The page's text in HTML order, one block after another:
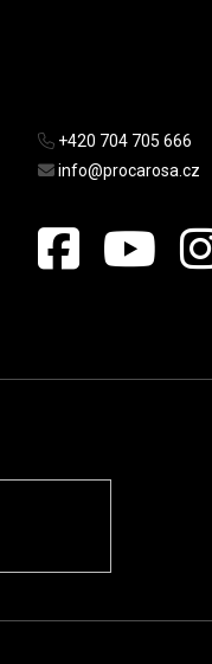
+420 704 705 666
info@procarosa.cz